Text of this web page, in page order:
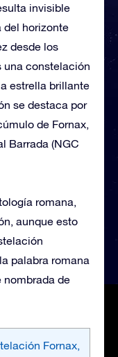
invisible
del horizonte
desde los
una constelación
estrella brillante
se destaca por
de Fornax,
Barrada (NGC
romana,
aunque esto
palabra romana
nombrada de
Fornax,